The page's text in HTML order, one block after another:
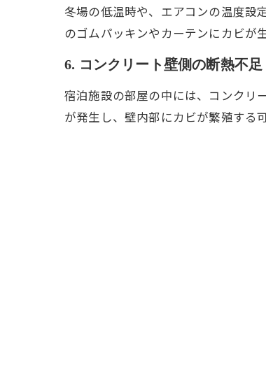
冬場の低温時や、エアコンの温度設
のゴムパッキンやカーテンにカビが
6. コンクリート壁側の断熱不足
宿泊施設の部屋の中には、コンクリ
が発生し、壁内部にカビが繁殖する